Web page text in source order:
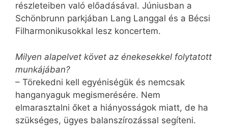
részleteiben való előadásával. Júniusban a
Schönbrunn parkjában Lang Langgal és a Bécsi
Filharmonikusokkal lesz koncertem.
Milyen alapelvet követ az énekesekkel folytatott
munkájában?
– Törekedni kell egyéniségük és nemcsak
hanganyaguk megismerésére. Nem
elmarasztalni őket a hiányosságok miatt, de ha
szükséges, ügyes balanszírozással segíteni.